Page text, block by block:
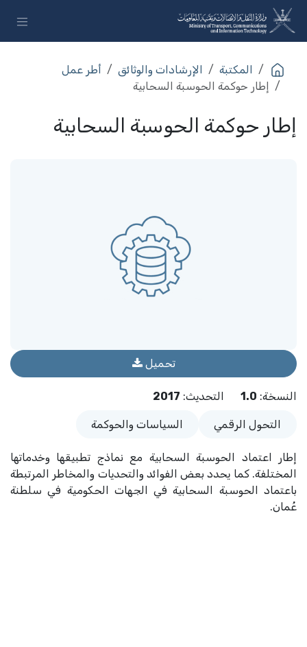
تخطي للذهاب إلى المحتوى
المكتبة الإرشادات والوثائق
أطر عمل
إطار حوكمة الحوسبة السحابية
إطار حوكمة الحوسبة السحابية
النسخة:
1.0 التحديث:
2017
التحول الرقمي السياسات والحوكمة
إطار اعتماد الحوسبة السحابية مع نماذج تطبيقها وخدماتها
المختلفة. كما يحدد بعض الفوائد والتحديات والمخاطر المرتبطة
باعتماد الحوسبة السحابية في الجهات الحكومية في سلطنة
عُمان.
تحميل